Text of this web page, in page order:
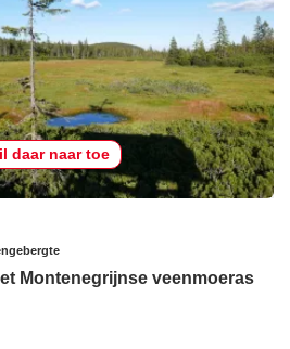
daar naar toe
Montenegrijnse veenmoeras